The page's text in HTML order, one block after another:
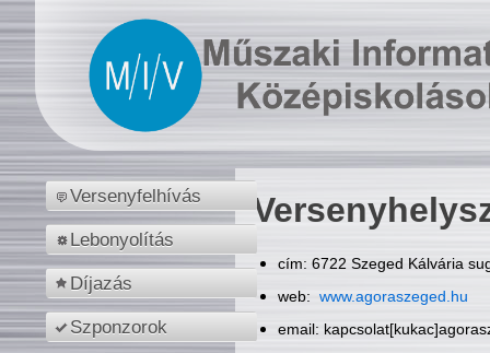
Versenyfelhívás
Lebonyolítás
Díjazás
Szponzorok
cím: 6722 Szeged Kálvária
web: www.agoraszeged.hu
email: